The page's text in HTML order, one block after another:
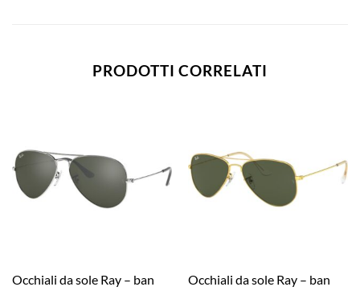
PRODOTTI CORRELATI
Occhiali da sole Ray – ban
Occhiali da sole Ray – ban